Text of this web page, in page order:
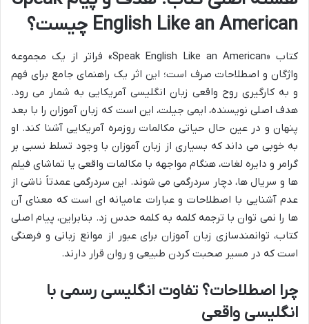
English Like an American چیست؟
کتاب «Speak English Like an American» فراتر از یک مجموعه
واژگان و اصطلاحات صرف است؛ این اثر یک راهنمای جامع برای فهم
و به کارگیری روح واقعی زبان انگلیسی آمریکایی به شمار می رود.
هدف اصلی نویسنده، ایمی جیلت، این است که زبان آموزان را با بعد
پنهان و در عین حال حیاتی مکالمات روزمره آمریکایی آشنا کند. او
به خوبی می داند که بسیاری از زبان آموزان با وجود تسلط نسبی بر
گرامر و دایره لغات، هنگام مواجهه با مکالمات واقعی یا تماشای فیلم
ها و سریال ها، دچار سردرگمی می شوند. این سردرگمی عمدتاً ناشی از
عدم آشنایی با اصطلاحات و عبارات عامیانه ای است که معنای آن
ها را نمی توان با ترجمه کلمه به کلمه حدس زد. بنابراین، پیام اصلی
کتاب، توانمندسازی زبان آموزان برای عبور از موانع زبانی و فرهنگی
است که در مسیر صحبت کردن طبیعی و روان قرار دارند.
چرا اصطلاحات؟ تفاوت انگلیسی رسمی با
انگلیسی واقعی